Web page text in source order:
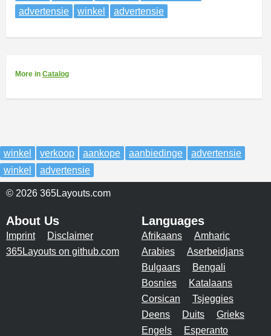
advertensie
winkel advertensie
More in Catalog
winkel verkoop aankope aanbiedinge
advertensie
winkel
advertensie
© 2026 365Layouts.com
About Us
Imprint
Disclaimer
365Layouts on github.com
Languages
Afrikaans
Amharic
Arabies
Aserbeidjans
Bulgaars
Bengali
Bosnies
Katalaans
Corsican
Tsjeggies
Deens
Duits
Grieks
Engels
Esperanto